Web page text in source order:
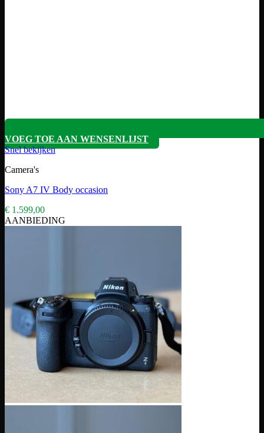
VOEG TOE AAN WENSENLIJST
Snel bekijken
Camera's
Sony A7 IV Body occasion
€ 1.599,00
AANBIEDING